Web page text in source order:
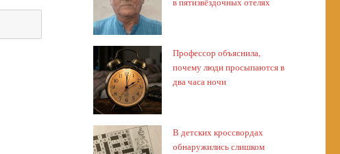
Профессор объяснила,
почему люди просыпаются в
два часа ночи
В детских кроссвордах
обнаружились слишком